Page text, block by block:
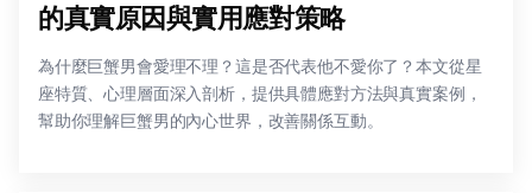
的真實原因與實用應對策略
為什麼巨蟹男會愛理不理？這是否代表他不愛你了？本文從星
座特質、心理層面深入剖析，提供具體應對方法與真實案例，
幫助你理解巨蟹男的內心世界，改善關係互動。